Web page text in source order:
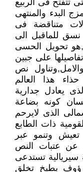
تتفتح فى الربيع
البدء والمنتهى
متناقضة فى
للماقبل الى
,هو تحويل الحسى
على جبين
نص
هذا العالم
يعادل جدارية
كونه بضاعة
الذى لايرحم
ذات الطابع
تعيش وتنمو عبر
عن عتبات النص
سيريالية تستدعى
بطيخ تخلق